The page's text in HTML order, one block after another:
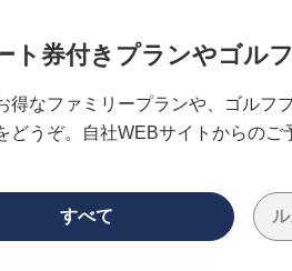
ト券付きプランやゴル
得なファミリープランや、ゴルフ
どうぞ。自社WEBサイトからのご
すべて